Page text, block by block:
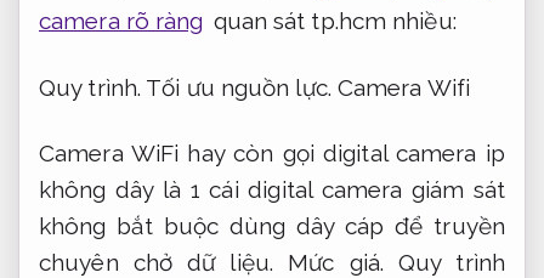
camera rõ ràng quan sát tp.hcm nhiều:
Quy trình. Tối ưu nguồn lực. Camera Wifi
Camera WiFi hay còn gọi digital camera ip
không dây là 1 cái digital camera giám sát
không bắt buộc dùng dây cáp để truyền
chuyên chở dữ liệu. Mức giá. Quy trình